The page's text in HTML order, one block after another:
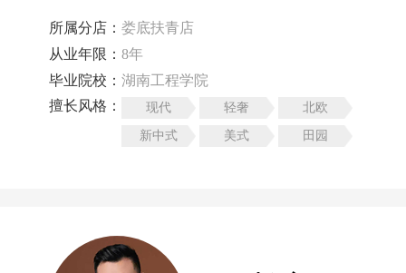
所属分店： 娄底扶青店
从业年限： 8年
毕业院校： 湖南工程学院
擅长风格：
现代 轻奢 北欧
新中式 美式 田园